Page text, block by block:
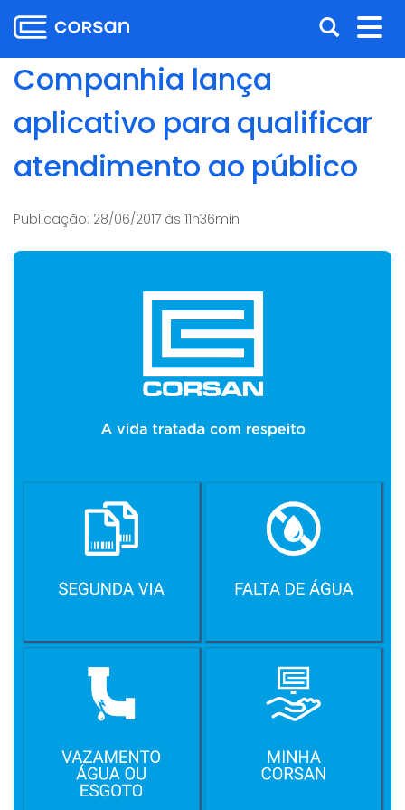
para
o
conteúdo
para
menu
busca
para
o
conteúdo
Abrir
a
Companhia lança
aplicativo para qualificar
atendimento ao público
Publicação: 28/06/2017 às 11h36min